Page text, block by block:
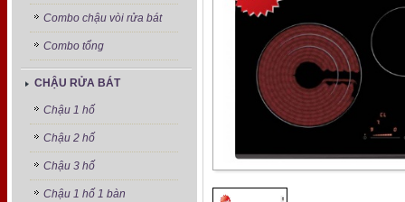
Combo chậu vòi rửa bát
Combo tổng
CHẬU RỬA BÁT
Chậu 1 hố
Chậu 2 hố
Chậu 3 hố
Chậu 1 hố 1 bàn